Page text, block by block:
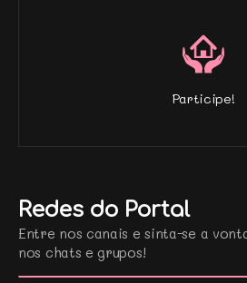
Participe!
Redes do Portal
Entre nos canais e sinta-se a
nos chats e grupos!